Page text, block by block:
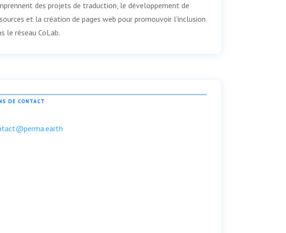
des projets de traduction, le développement de
et la création de pages web pour promouvoir l'inclusion
le réseau CoLab.
DE CONTACT